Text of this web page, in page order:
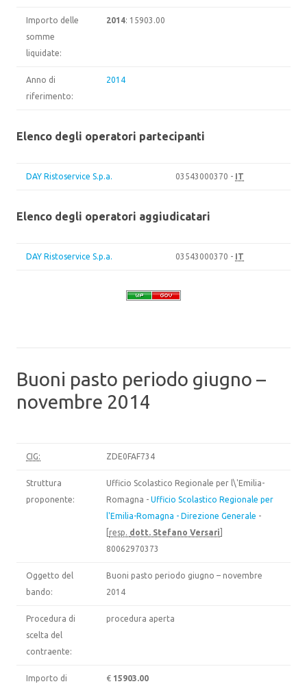
Importo delle
somme
liquidate:
2014: 15903.00
Anno di
riferimento:
2014
Elenco degli operatori partecipanti
DAY Ristoservice S.p.a. 03543000370 - IT
Elenco degli operatori aggiudicatari
DAY Ristoservice S.p.a. 03543000370 - IT
Buoni pasto periodo giugno –
novembre 2014
CIG: ZDE0FAF734
Struttura
proponente:
Ufficio Scolastico Regionale per l\'Emilia-
Romagna - Ufficio Scolastico Regionale per
l'Emilia-Romagna - Direzione Generale -
resp. dott. Stefano Versari
80062970373
Oggetto del
bando:
Buoni pasto periodo giugno – novembre
2014
Procedura di
scelta del
contraente:
procedura aperta
Importo di
€ 15903.00